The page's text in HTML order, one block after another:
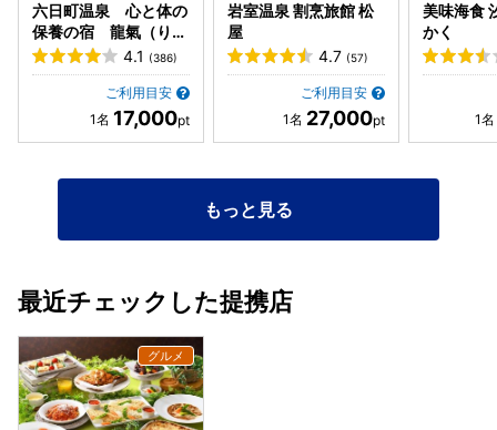
六日町温泉 心と体の
保養の宿 龍氣（りゅ
うき）
4.1 (386)
ご利用目安
17,000
岩室温泉 割烹旅館 松
屋
4.7 (57)
ご利用目安
27,000
美味海食
かく
もっと見る
最近チェックした提携店